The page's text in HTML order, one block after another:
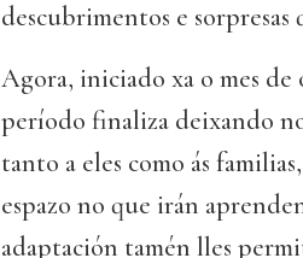
descubrimentos e
Agora, iniciado xa o mes de
período finaliza deixando
tanto a eles como ás
espazo no que irán
adaptación tamén lles